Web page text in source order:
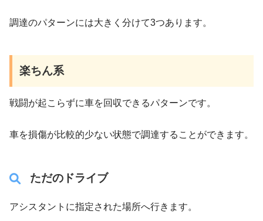
調達のパターンには大きく分けて3つあります。
楽ちん系
戦闘が起こらずに車を回収できるパターンです。
車を損傷が比較的少ない状態で調達することができます。
ただのドライブ
アシスタントに指定された場所へ行きます。